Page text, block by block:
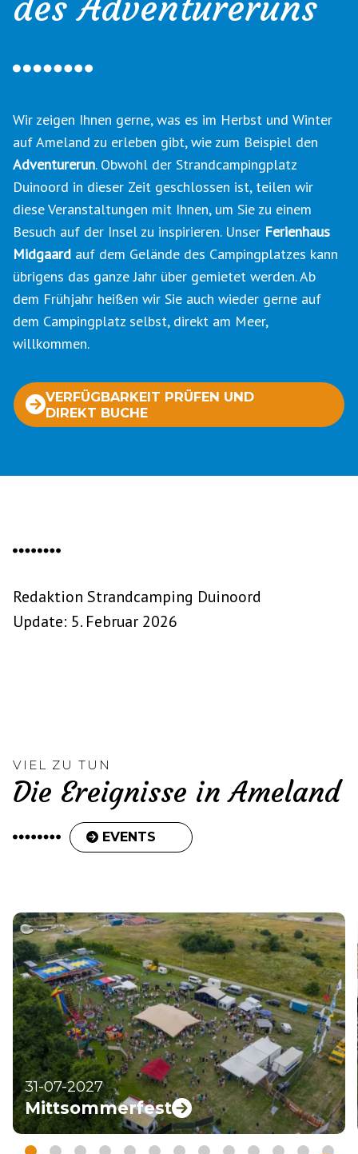
Wir zeigen Ihnen gerne, was es im Herbst und Winter
auf Ameland zu erleben gibt, wie zum Beispiel den
Adventurerun. Obwohl der Strandcampingplatz
Duinoord in dieser Zeit geschlossen ist, teilen wir
diese Veranstaltungen mit Ihnen, um Sie zu einem
Besuch auf der Insel zu inspirieren. Unser Ferienhaus
Midgaard auf dem Gelände des Campingplatzes kann
übrigens das ganze Jahr über gemietet werden. Ab
dem Frühjahr heißen wir Sie auch wieder gerne auf
dem Campingplatz selbst, direkt am Meer,
willkommen.
VERFÜGBARKEIT PRÜFEN UND
DIREKT BUCHE
Redaktion Strandcamping Duinoord
Update: 5. Februar 2026
VIEL ZU TUN
Die Ereignisse in Ameland
EVENTS
31-07-2027
Mittsommerfest